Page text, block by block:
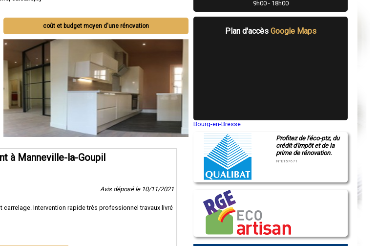
coût et budget moyen d'une rénovation
à Manneville-la-Goupil
Avis déposé le 10/11/2021
Intervention rapide très professionnel travaux livré
9h00 - 18h00
Plan d'accès Google Maps
Bourg-en-Bresse
Montluçon
Manosque
Gap
Charleville-Mézières
Pamiers
Narbonne
Rodez
Marseille
Caen
Angoulême
La Rochelle
Profitez de l'éco-ptz, du
crédit d'impôt et de la
prime de rénovation.
N°E157671